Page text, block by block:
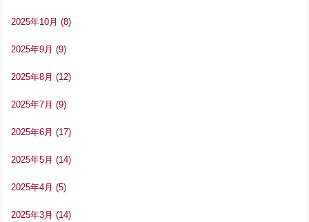
2025年10月 (8)
2025年9月 (9)
2025年8月 (12)
2025年7月 (9)
2025年6月 (17)
2025年5月 (14)
2025年4月 (5)
2025年3月 (14)